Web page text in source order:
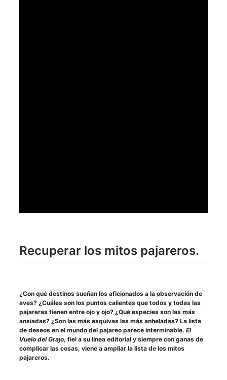
Recuperar los mitos pajareros.
¿Con qué destinos sueñan los aficionados a la observación de
aves? ¿Cuáles son los puntos calientes que todos y todas las
pajareras tienen entre ojo y ojo? ¿Qué especies son las más
ansiadas? ¿Son las más esquivas las más anheladas? La lista
de deseos en el mundo del pajareo parece interminable. El
Vuelo del Grajo, fiel a su línea editorial y siempre con ganas de
complicar las cosas, viene a ampliar la lista de los mitos
pajareros.